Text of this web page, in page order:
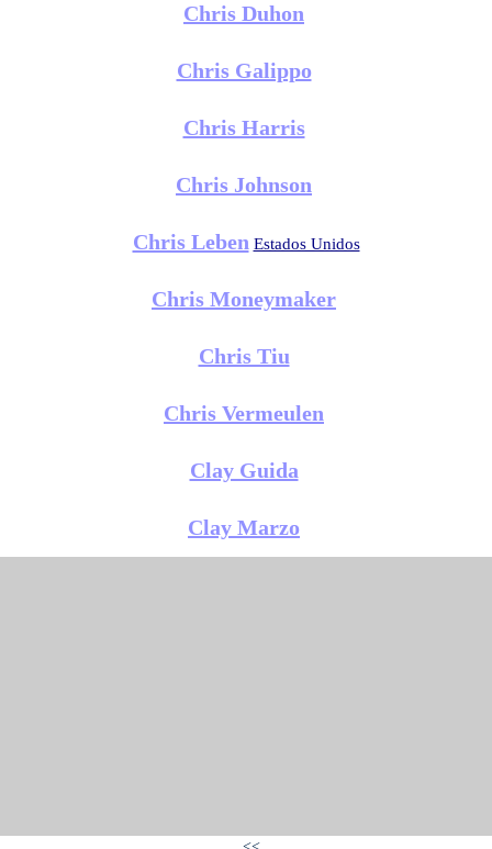
Chris Duhon
Chris Galippo
Chris Harris
Chris Johnson
Chris Leben Estados Unidos
Chris Moneymaker
Chris Tiu
Chris Vermeulen
Clay Guida
Clay Marzo